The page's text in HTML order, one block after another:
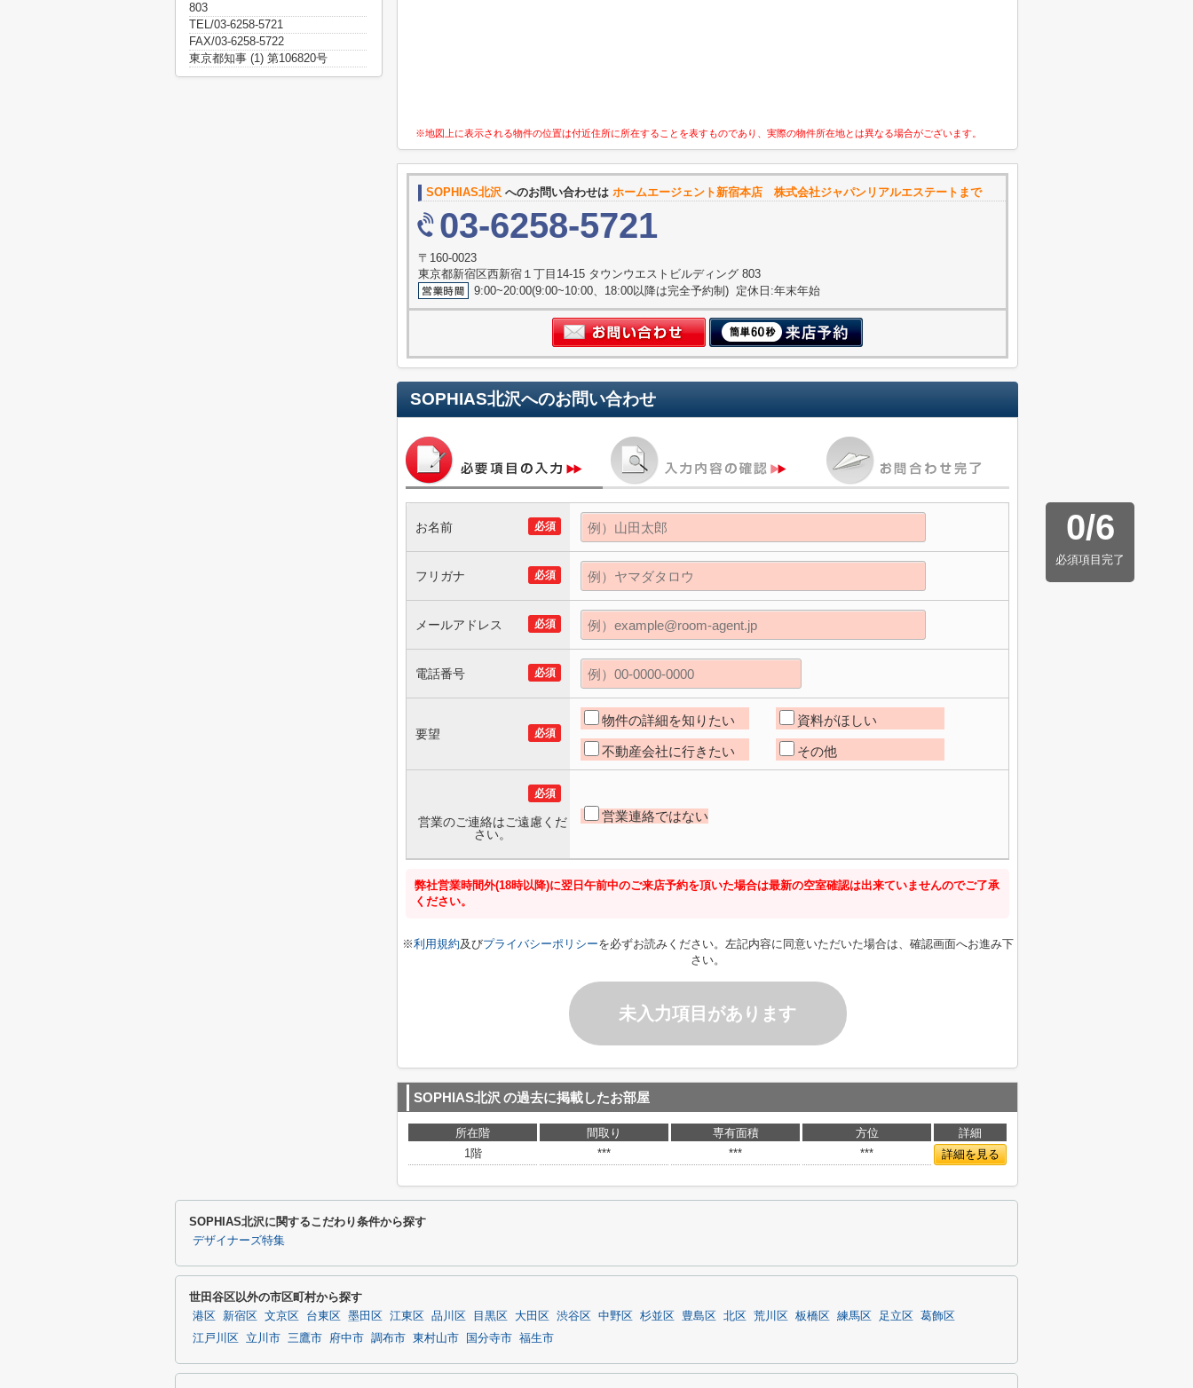
※地図上に表示される物件の位置は付近住所に所在することを表すものであり、実際の物件所在地とは異なる場合がございます。
SOPHIAS北沢 へのお問い合わせは ホームエージェント新宿本店 株式会社ジャパンリアルエステートまで
03-6258-5721
〒160-0023
東京都新宿区西新宿１丁目14-15 タウンウエストビルディング 803
9:00~20:00(9:00~10:00、18:00以降は完全予約制) 定休日:年末年始
SOPHIAS北沢へのお問い合わせ
0/6
必須項目完了
必須
お名前
必須
フリガナ
必須
メールアドレス
必須
電話番号
必須
要望
物件の詳細を知りたい 資料がほしい
不動産会社に行きたい その他
必須
営業のご連絡はご遠慮くだ
さい。
営業連絡ではない
弊社営業時間外(18時以降)に翌日午前中のご来店予約を頂いた場合は最新の空室確認は出来ていませんのでご了承
ください。
※利用規約及びプライバシーポリシーを必ずお読みください。左記内容に同意いただいた場合は、確認画面へお進み下
さい。
未入力項目があります
SOPHIAS北沢 の過去に掲載したお部屋
所在階 間取り 専有面積 方位
詳細
1階
*** *** *** 詳細を見る
803
TEL/03-6258-5721
FAX/03-6258-5722
東京都知事 (1) 第106820号
SOPHIAS北沢に関するこだわり条件から探す
デザイナーズ特集
世田谷区以外の市区町村から探す
港区 新宿区 文京区 台東区 墨田区 江東区 品川区 目黒区 大田区 渋谷区 中野区 杉並区 豊島区 北区 荒川区 板橋区 練馬区 足立区
葛飾区
江戸川区
立川市 三鷹市 府中市 調布市 東村山市 国分寺市 福生市